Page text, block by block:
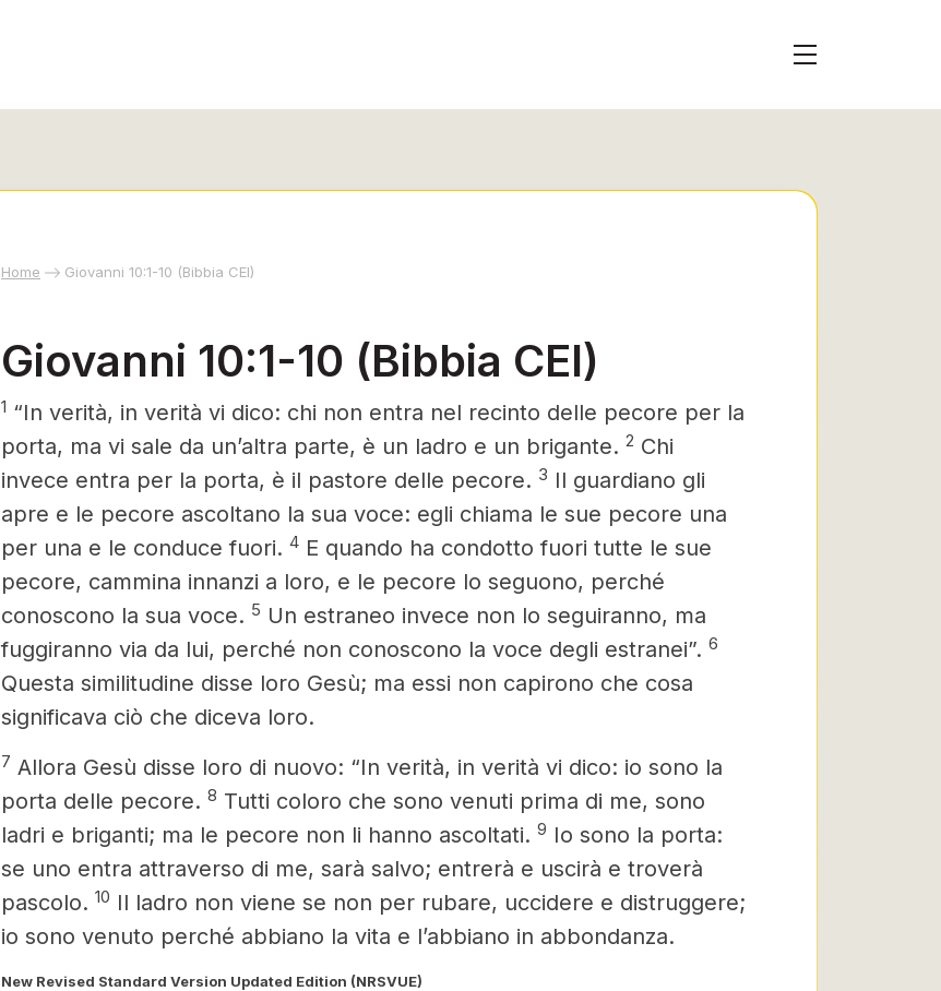
Home Giovanni 10:1-10 (Bibbia CEI)
Giovanni 10:1-10 (Bibbia CEI)
1 “In verità, in verità vi dico: chi non entra nel recinto delle pecore per la
porta, ma vi sale da un’altra parte, è un ladro e un brigante. 2 Chi
invece entra per la porta, è il pastore delle pecore. 3 Il guardiano gli
apre e le pecore ascoltano la sua voce: egli chiama le sue pecore una
per una e le conduce fuori. 4 E quando ha condotto fuori tutte le sue
pecore, cammina innanzi a loro, e le pecore lo seguono, perché
conoscono la sua voce. 5 Un estraneo invece non lo seguiranno, ma
fuggiranno via da lui, perché non conoscono la voce degli estranei”. 6
Questa similitudine disse loro Gesù; ma essi non capirono che cosa
significava ciò che diceva loro.
7 Allora Gesù disse loro di nuovo: “In verità, in verità vi dico: io sono la
porta delle pecore. 8 Tutti coloro che sono venuti prima di me, sono
ladri e briganti; ma le pecore non li hanno ascoltati. 9 Io sono la porta:
se uno entra attraverso di me, sarà salvo; entrerà e uscirà e troverà
pascolo. 10 Il ladro non viene se non per rubare, uccidere e distruggere;
io sono venuto perché abbiano la vita e l’abbiano in abbondanza.
New Revised Standard Version Updated Edition (NRSVUE)